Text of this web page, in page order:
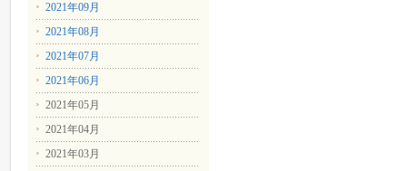
2021年09月
2021年08月
2021年07月
2021年06月
2021年05月
2021年04月
2021年03月